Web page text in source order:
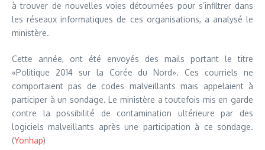
à trouver de nouvelles voies détournées pour s’infiltrer dans
les réseaux informatiques de ces organisations, a analysé le
ministère.
Cette année, ont été envoyés des mails portant le titre
«Politique 2014 sur la Corée du Nord». Ces courriels ne
comportaient pas de codes malveillants mais appelaient à
participer à un sondage. Le ministère a toutefois mis en garde
contre la possibilité de contamination ultérieure par des
logiciels malveillants après une participation à ce sondage.
(Yonhap)